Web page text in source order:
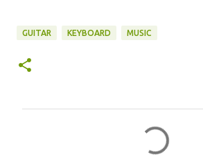
GUITAR KEYBOARD MUSIC